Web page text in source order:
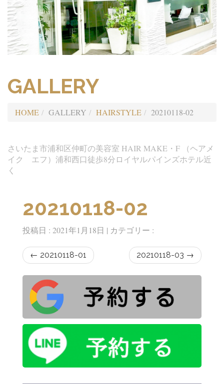
GALLERY
HOME GALLERY HAIRSTYLE 20210118-02
さいたま市浦和区仲町の美容室 HAIR MAKE・F （ヘアメ
イク エフ）浦和西口徒歩8分ロイヤルパインズホテル近
く
20210118-02
投稿日 : 2021年1月18日 | カテゴリー :
← 20210118-01 20210118-03 →